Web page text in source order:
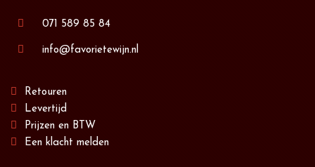
071 589 85 84
info@favorietewijn.nl
Retouren
Levertijd
Prijzen en BTW
Een klacht melden